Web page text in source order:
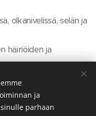
olkanivelissä, selän ja
häiriöiden ja
ja
parhaan